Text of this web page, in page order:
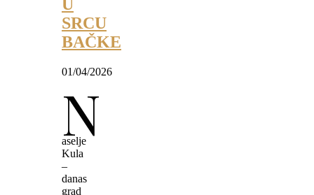
U
SRCU
BAČKE
01/04/2026
N
aselje
Kula
–
danas
grad